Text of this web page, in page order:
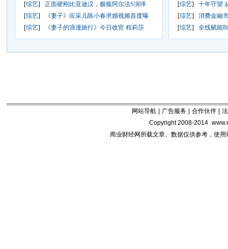
[综艺]
正面硬刚比亚迪汉，极狐阿尔法S演绎
[综艺]
《妻子》应采儿陈小春求婚视频首度曝
[综艺] 《妻子的浪漫旅行》今日收官 程莉莎
[综艺]
十年守望
[综艺]
消费金融
[综艺] 全线赋能B
网站导航 广告服务 合作伙伴
Copyright 2008-2014
商业财经网所载文章、数据仅供参考，使